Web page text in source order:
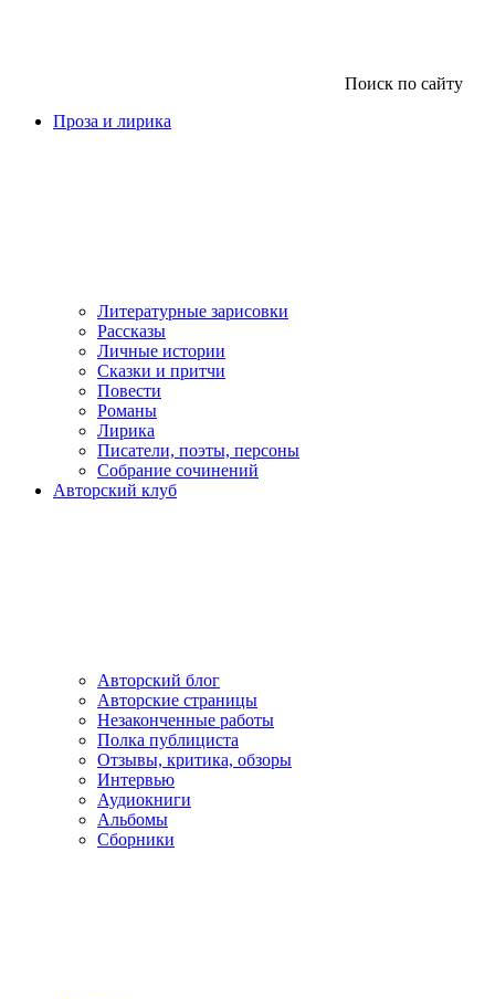
Поиск по сайту
Проза и лирика
Литературные зарисовки
Рассказы
Личные истории
Сказки и притчи
Повести
Романы
Лирика
Писатели, поэты, персоны
Собрание сочинений
Авторский клуб
Авторский блог
Авторские страницы
Незаконченные работы
Полка публициста
Отзывы, критика, обзоры
Интервью
Аудиокниги
Альбомы
Сборники